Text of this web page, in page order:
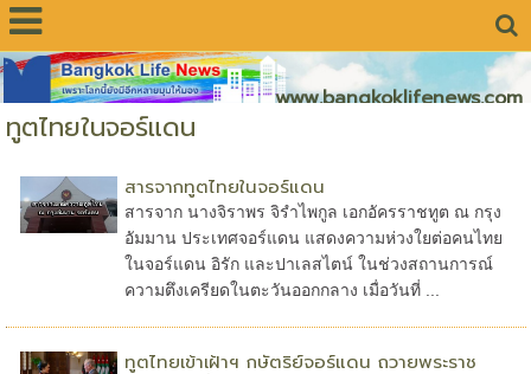
www.bangkoklifenews.com
ทูตไทยในจอร์แดน
สารจากทูตไทยในจอร์แดน
สารจาก นางจิราพร จิรำไพกูล เอกอัครราชทูต ณ กรุง
อัมมาน ประเทศจอร์แดน แสดงความห่วงใยต่อคนไทย
ในจอร์แดน อิรัก และปาเลสไตน์ ในช่วงสถานการณ์
ความตึงเครียดในตะวันออกกลาง เมื่อวันที่ ...
ทูตไทยเข้าเฝ้าฯ กษัตริย์จอร์แดน ถวายพระราช